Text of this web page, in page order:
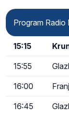
Program Radio
15:15
15:55
16:00
16:45